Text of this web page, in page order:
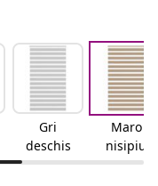
Gri
deschis
Maro
nisipiu